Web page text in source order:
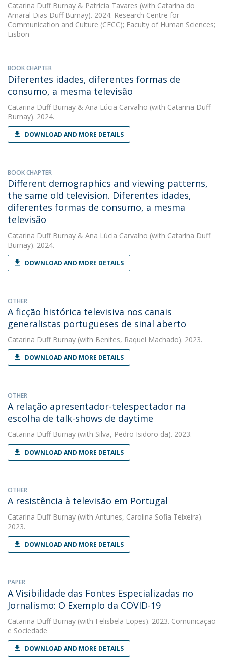
Catarina Duff Burnay & Patrícia Tavares (with Catarina do
Amaral Dias Duff Burnay). 2024. Research Centre for
Communication and Culture (CECC); Faculty of Human Sciences;
Lisbon
BOOK CHAPTER
Diferentes idades, diferentes formas de
consumo, a mesma televisão
Catarina Duff Burnay & Ana Lúcia Carvalho (with Catarina Duff
Burnay). 2024.
DOWNLOAD AND MORE DETAILS
BOOK CHAPTER
Different demographics and viewing patterns,
the same old television. Diferentes idades,
diferentes formas de consumo, a mesma
televisão
Catarina Duff Burnay & Ana Lúcia Carvalho (with Catarina Duff
Burnay). 2024.
DOWNLOAD AND MORE DETAILS
OTHER
A ficção histórica televisiva nos canais
generalistas portugueses de sinal aberto
Catarina Duff Burnay (with Benites, Raquel Machado). 2023.
DOWNLOAD AND MORE DETAILS
OTHER
A relação apresentador-telespectador na
escolha de talk-shows de daytime
Catarina Duff Burnay (with Silva, Pedro Isidoro da). 2023.
DOWNLOAD AND MORE DETAILS
OTHER
A resistência à televisão em Portugal
Catarina Duff Burnay (with Antunes, Carolina Sofia Teixeira).
2023.
DOWNLOAD AND MORE DETAILS
PAPER
A Visibilidade das Fontes Especializadas no
Jornalismo: O Exemplo da COVID-19
Catarina Duff Burnay (with Felisbela Lopes). 2023. Comunicação
e Sociedade
DOWNLOAD AND MORE DETAILS